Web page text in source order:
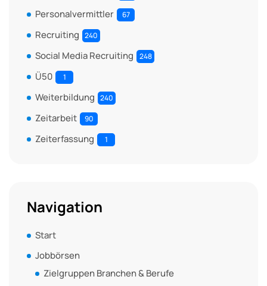
Personalvermittler 67
Recruiting 240
Social Media Recruiting 248
Ü50 1
Weiterbildung 240
Zeitarbeit 90
Zeiterfassung 1
Navigation
Start
Jobbörsen
Zielgruppen Branchen & Berufe